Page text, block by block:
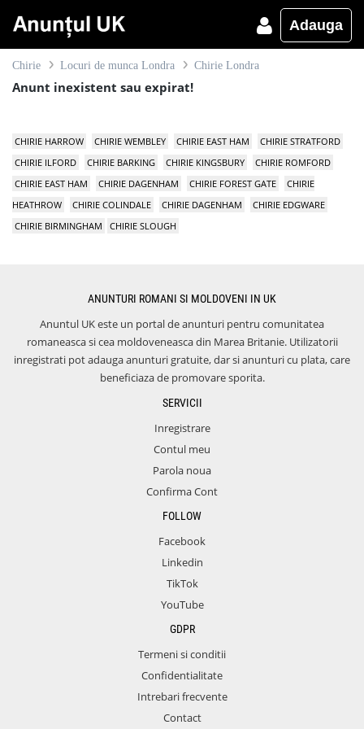
Adauga
Chirie Locuri de munca Londra Chirie Londra
Anunt inexistent sau expirat!
CHIRIE HARROW CHIRIE WEMBLEY CHIRIE EAST HAM
CHIRIE STRATFORD
CHIRIE ILFORD
CHIRIE BARKING CHIRIE KINGSBURY
CHIRIE ROMFORD
CHIRIE EAST HAM
CHIRIE DAGENHAM CHIRIE FOREST GATE
CHIRIE
HEATHROW
CHIRIE COLINDALE CHIRIE DAGENHAM
CHIRIE EDGWARE
CHIRIE BIRMINGHAM
CHIRIE SLOUGH
ANUNTURI ROMANI SI MOLDOVENI IN UK
Anuntul UK este un portal de anunturi pentru comunitatea
romaneasca si cea moldoveneasca din Marea Britanie. Utilizatorii
inregistrati pot adauga anunturi gratuite, dar si anunturi cu plata, care
beneficiaza de promovare sporita.
SERVICII
Inregistrare
Contul meu
Parola noua
Confirma Cont
FOLLOW
Facebook
Linkedin
TikTok
YouTube
GDPR
Termeni si conditii
Confidentialitate
Intrebari frecvente
Contact